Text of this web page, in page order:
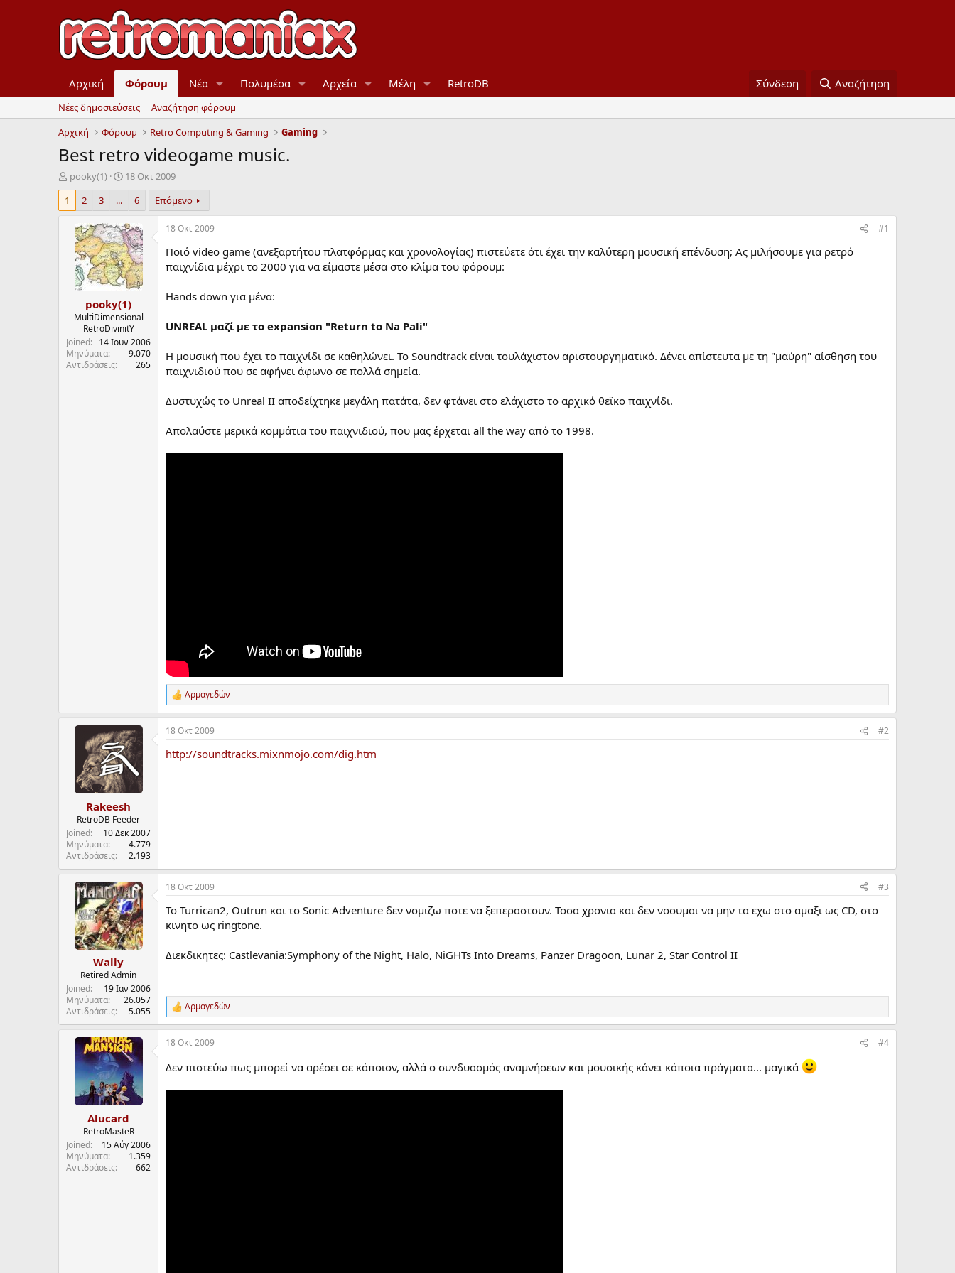
Αρχική Φόρουμ Νέα Πολυμέσα Αρχεία Μέλη RetroDB Σύνδεση Αναζήτηση
Νέες δημοσιεύσεις
Αναζήτηση φόρουμ
Αρχική
Φόρουμ Retro Computing & Gaming Gaming
Best retro videogame music.
Έ
ν
ρ
pooky(1)
Η
ρ
ο
μ
η
ν
ί
α
έ
ν
α
ρ
18 Οκτ 2009
1
2 3 ... 6 Επόμενο
pooky(1)
MultiDimensional
RetroDivinitY
Joined
14 Ιουν 2006
Μηνύματα
9.070
Αντιδράσεις
265
18 Οκτ 2009 #1
Ποιό video game (ανεξαρτήτου πλατφόρμας και χρονολογίας) πιστεύετε ότι έχει την καλύτερη μουσική επένδυση; Ας μιλήσουμε για ρετρό
παιχνίδια μέχρι το 2000 για να είμαστε μέσα στο κλίμα του φόρουμ:
Hands down για μένα:
UNREAL μαζί με το expansion "Return to Na Pali"
Η μουσική που έχει το παιχνίδι σε καθηλώνει. Το Soundtrack είναι τουλάχιστον αριστουργηματικό. Δένει απίστευτα με τη "μαύρη" αίσθηση του
παιχνιδιού που σε αφήνει άφωνο σε πολλά σημεία.
Δυστυχώς το Unreal II αποδείχτηκε μεγάλη πατάτα, δεν φτάνει στο ελάχιστο το αρχικό θεϊκο παιχνίδι.
Απολαύστε μερικά κομμάτια του παιχνιδιού, που μας έρχεται all the way από το 1998.
R
e
a
c
i
Αρμαγεδών
Rakeesh
RetroDB Feeder
Joined
10 Δεκ 2007
Μηνύματα
4.779
Αντιδράσεις
2.193
18 Οκτ 2009 #2
http://soundtracks.mixnmojo.com/dig.htm
Wally
Retired Admin
Joined
19 Ιαν 2006
Μηνύματα
26.057
Αντιδράσεις
5.055
18 Οκτ 2009 #3
Το Turrican2, Outrun και το Sonic Adventure δεν νομιζω ποτε να ξεπεραστουν. Τοσα χρονια και δεν νοουμαι να μην τα εχω στο αμαξι ως CD, στο
κινητο ως ringtone.
Διεκδικητες: Castlevania:Symphony of the Night, Halo, NiGHTs Into Dreams, Panzer Dragoon, Lunar 2, Star Control II
R
e
a
c
i
n
Αρμαγεδών
Alucard
RetroMasteR
Joined
15 Αύγ 2006
Μηνύματα
1.359
Αντιδράσεις
662
18 Οκτ 2009 #4
Δεν πιστεύω πως μπορεί να αρέσει σε κάποιον, αλλά ο συνδυασμός αναμνήσεων και μουσικής κάνει κάποια πράγματα... μαγικά